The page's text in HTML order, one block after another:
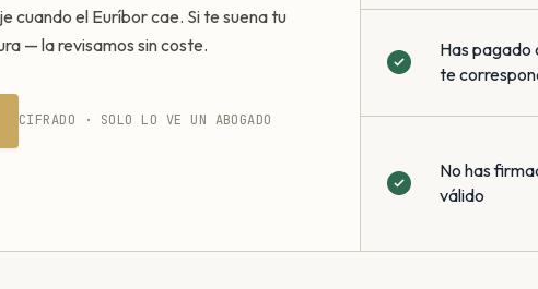
cuando el Euríbor cae. Si te suena tu
— la revisamos sin coste.
CIFRADO · SOLO LO VE UN ABOGADO
Has pagado
te
No has
válido